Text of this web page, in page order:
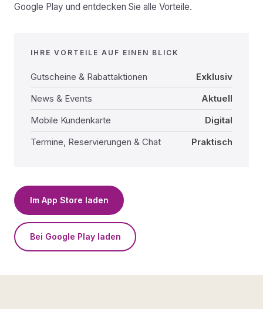
Google Play und entdecken Sie alle Vorteile.
IHRE VORTEILE AUF EINEN BLICK
Gutscheine & Rabattaktionen
Exklusiv
News & Events
Aktuell
Mobile Kundenkarte
Digital
Termine, Reservierungen & Chat
Praktisch
Im App Store laden
Bei Google Play laden